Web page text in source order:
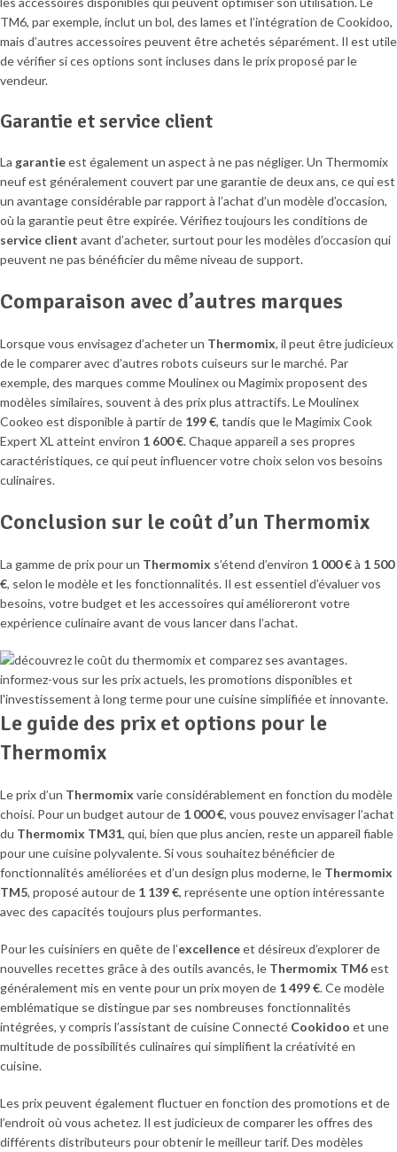
TM6, par exemple, inclut un bol, des lames et l’intégration de Cookidoo,
mais d’autres accessoires peuvent être achetés séparément. Il est utile
de vérifier si ces options sont incluses dans le prix proposé par le
vendeur.
Garantie et service client
La garantieest également un aspect à ne pas négliger. Un Thermomix
neuf est généralement couvert par une garantie de deux ans, ce qui est
un avantage considérable par rapport à l’achat d’un modèle d’occasion,
où la garantie peut être expirée. Vérifiez toujours les conditions de
service client avant d’acheter, surtout pour les modèles d’occasion qui
peuvent ne pas bénéficier du même niveau de support.
Comparaison avec d’autres marques
Lorsque vous envisagez d’acheter un Thermomix, il peut être judicieux
de le comparer avec d’autres robots cuiseurs sur le marché. Par
exemple, des marques comme Moulinex ou Magimix proposent des
modèles similaires, souvent à des prix plus attractifs. Le Moulinex
Cookeo est disponible à partir de 199 €, tandis que le Magimix Cook
Expert XL atteint environ 1 600 €. Chaque appareil a ses propres
caractéristiques, ce qui peut influencer votre choix selon vos besoins
culinaires.
Conclusion sur le coût d’un Thermomix
La gamme de prix pour un Thermomix s’étend d’environ 1 000 €à 1 500
€, selon le modèle et les fonctionnalités. Il est essentiel d’évaluer vos
besoins, votre budget et les accessoires qui amélioreront votre
expérience culinaire avant de vous lancer dans l’achat.
Le guide des prix et options pour le
Thermomix
Le prix d’un Thermomix varie considérablement en fonction du modèle
choisi. Pour un budget autour de 1 000 €, vous pouvez envisager l’achat
du Thermomix TM31, qui, bien que plus ancien, reste un appareil fiable
pour une cuisine polyvalente. Si vous souhaitez bénéficier de
fonctionnalités améliorées et d’un design plus moderne, le Thermomix
TM5, proposé autour de 1 139 €, représente une option intéressante
avec des capacités toujours plus performantes.
Pour les cuisiniers en quête de l’excellenceet désireux d’explorer de
nouvelles recettes grâce à des outils avancés, le Thermomix TM6est
généralement mis en vente pour un prix moyen de 1 499 €. Ce modèle
emblématique se distingue par ses nombreuses fonctionnalités
intégrées, y compris l’assistant de cuisine Connecté Cookidoo et une
multitude de possibilités culinaires qui simplifient la créativité en
cuisine.
Les prix peuvent également fluctuer en fonction des promotions et de
l’endroit où vous achetez. Il est judicieux de comparer les offres des
différents distributeurs pour obtenir le meilleur tarif. Des modèles